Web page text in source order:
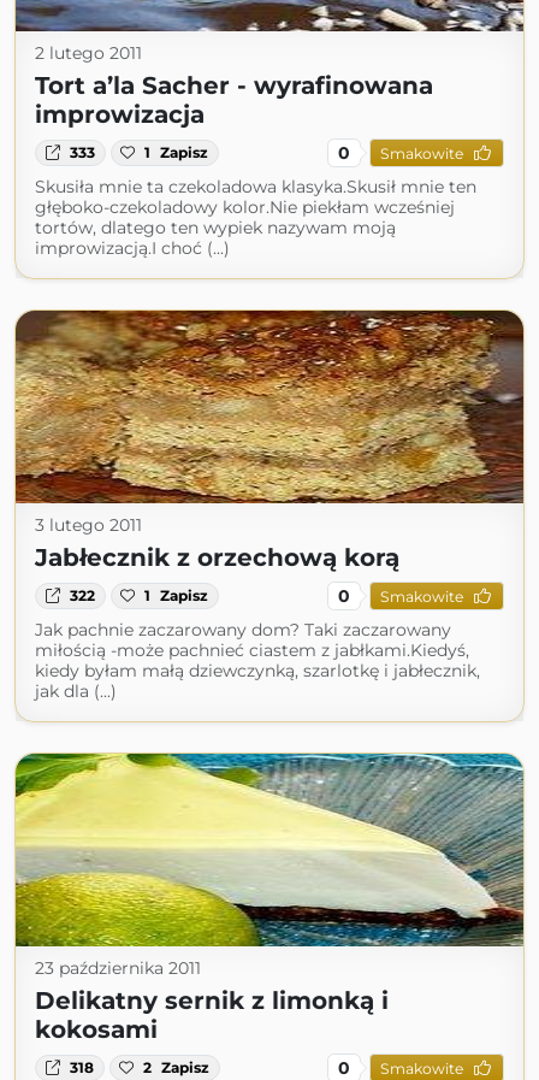
2 lutego 2011
Tort a’la Sacher - wyrafinowana
improwizacja
333 1 Zapisz 0 Smakowite
Skusiła mnie ta czekoladowa klasyka.Skusił mnie ten
głęboko-czekoladowy kolor.Nie piekłam wcześniej
tortów, dlatego ten wypiek nazywam moją
improwizacją.I choć (...)
3 lutego 2011
Jabłecznik z orzechową korą
322 1 Zapisz 0 Smakowite
Jak pachnie zaczarowany dom? Taki zaczarowany
miłością -może pachnieć ciastem z jabłkami.Kiedyś,
kiedy byłam małą dziewczynką, szarlotkę i jabłecznik,
jak dla (...)
23 października 2011
Delikatny sernik z limonką i
kokosami
318 2 Zapisz 0 Smakowite